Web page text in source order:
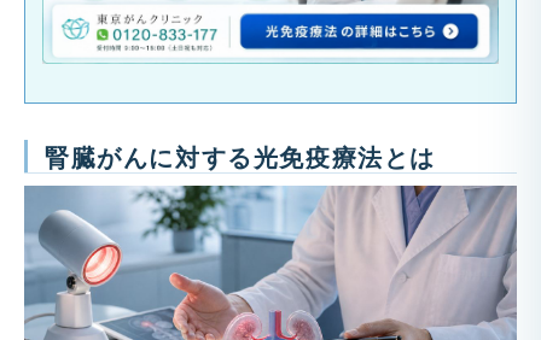
腎臓がんに対する光免疫療法とは